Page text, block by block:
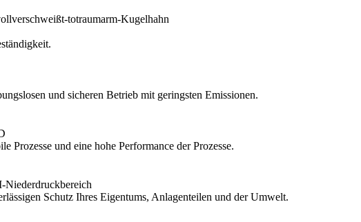
und sicheren Betrieb mit geringsten Emissionen.
Prozesse und eine hohe Performance der Prozesse.
Schutz Ihres Eigentums, Anlagenteilen und der Umwelt.